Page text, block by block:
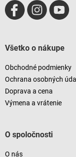
Všetko o nákupe
Obchodné podmienky
Ochrana osobných
Doprava a cena
Výmena a vrátenie
O spoločnosti
O nás